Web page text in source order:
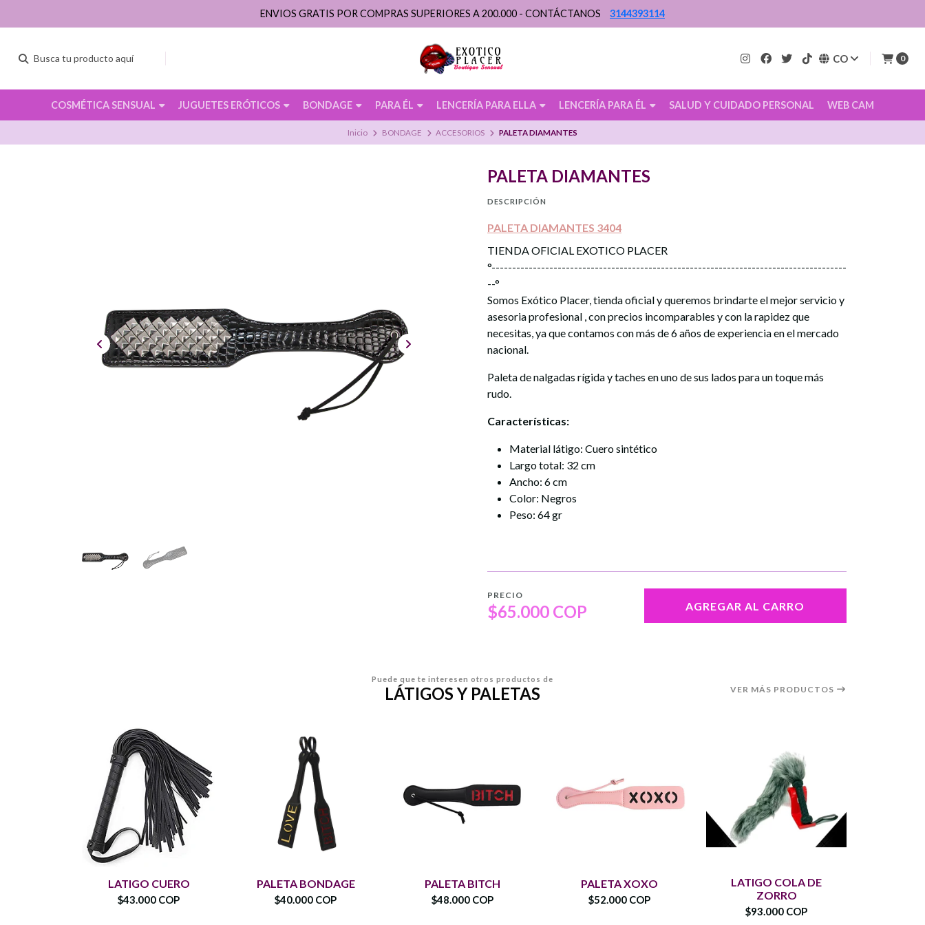
CO 0
COSMÉTICA SENSUAL JUGUETES ERÓTICOS BONDAGE PARA ÉL LENCERÍA PARA ELLA LENCERÍA PARA ÉL SALUD Y CUIDADO PERSONAL WEB CAM
ENVIOS GRATIS POR COMPRAS SUPERIORES A 200.000 - CONTÁCTANOS 3144393114
Inicio BONDAGE ACCESORIOS PALETA DIAMANTES
PALETA DIAMANTES
DESCRIPCIÓN
PALETA DIAMANTES 3404
TIENDA OFICIAL EXOTICO PLACER
°--------------------------------------------------------------------------------------
--°
Somos Exótico Placer, tienda oficial y queremos brindarte el mejor servicio y
asesoria profesional , con precios incomparables y con la rapidez que
necesitas, ya que contamos con más de 6 años de experiencia en el mercado
nacional.
Paleta de nalgadas rígida y taches en uno de sus lados para un toque más
rudo.
Características:
Material látigo: Cuero sintético
Largo total: 32 cm
Ancho: 6 cm
Color: Negros
Peso: 64 gr
PRECIO
$65.000 COP AGREGAR AL CARRO
Puede que te interesen otros productos de
LÁTIGOS Y PALETAS VER MÁS PRODUCTOS
LATIGO CUERO
$43.000 COP
PALETA BONDAGE
$40.000 COP
PALETA BITCH
$48.000 COP
PALETA XOXO
$52.000 COP
LATIGO COLA DE
ZORRO
$93.000 COP